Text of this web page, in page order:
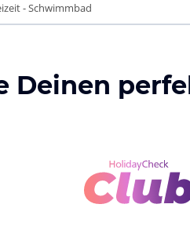
- Schwimmbad
Deinen